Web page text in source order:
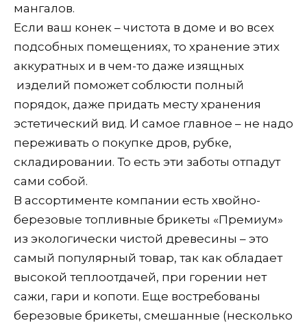
мангалов.
Если ваш конек – чистота в доме и во всех
подсобных помещениях, то хранение этих
аккуратных и в чем-то даже изящных
изделий поможет соблюсти полный
порядок, даже придать месту хранения
эстетический вид. И самое главное – не надо
переживать о покупке дров, рубке,
складировании. То есть эти заботы отпадут
сами собой.
В ассортименте компании есть хвойно-
березовые топливные брикеты «Премиум»
из экологически чистой древесины – это
самый популярный товар, так как обладает
высокой теплоотдачей, при горении нет
сажи, гари и копоти. Еще востребованы
березовые брикеты, смешанные (несколько